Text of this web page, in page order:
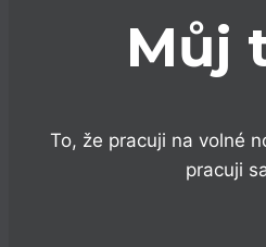
Můj
To, že pracuji na volné
pracuji